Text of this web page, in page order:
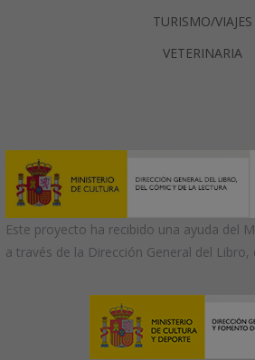
TURISMO/VIAJES
VETERINARIA
Este proyecto ha recibido una ayuda del
a través de la Dirección General del